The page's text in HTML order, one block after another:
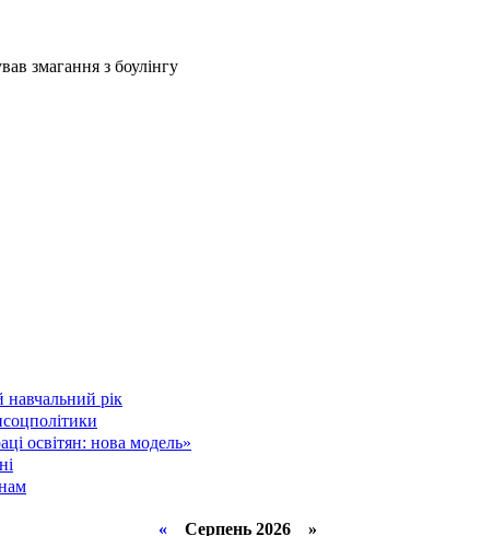
змагання з боулінгу
рік
освітян: нова модель»
«Серпень 2026 »